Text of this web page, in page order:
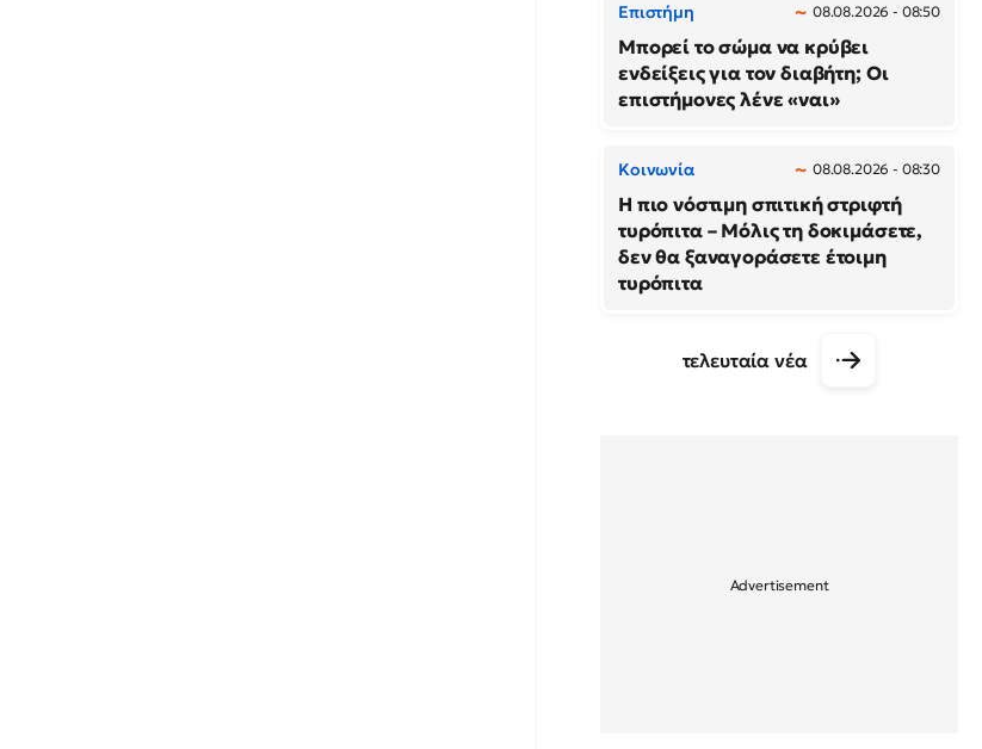
Επιστήμη 08.08.2026 - 08:50
Μπορεί το σώμα να κρύβει
ενδείξεις για τον διαβήτη; Οι
επιστήμονες λένε «ναι»
Κοινωνία 08.08.2026 - 08:30
Η πιο νόστιμη σπιτική στριφτή
τυρόπιτα – Μόλις τη δοκιμάσετε,
δεν θα ξαναγοράσετε έτοιμη
τυρόπιτα
τελευταία νέα